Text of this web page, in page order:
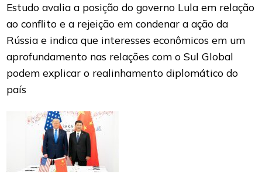
Estudo avalia a posição do governo Lula em relação
ao conflito e a rejeição em condenar a ação da
Rússia e indica que interesses econômicos em um
aprofundamento nas relações com o Sul Global
podem explicar o realinhamento diplomático do
país